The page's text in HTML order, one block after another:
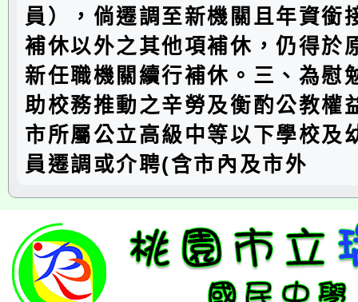
員），倘遷調至新機關且年資銜
補休以外之其他項補休，仍得於
新任職機關續行補休。三、為慰
助校務推動之辛勞及衡酌公教權
市所屬公立高級中等以下學校及
員遷調或介聘(含市內及市外